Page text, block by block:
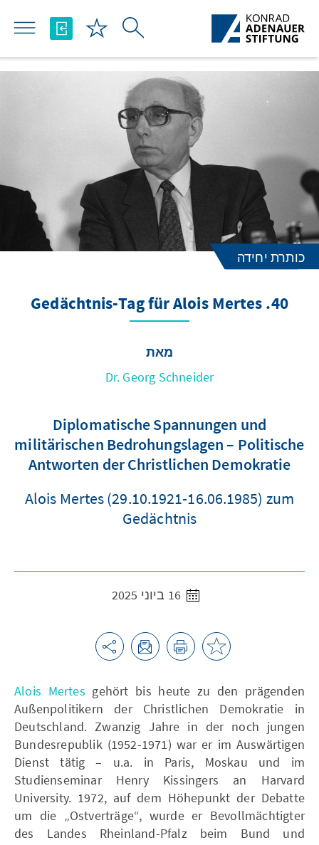
Skip to Main Content
כותרת יחידה
40. Gedächtnis-Tag für Alois Mertes
מאת
Dr. Georg Schneider
Diplomatische Spannungen und
militärischen Bedrohungslagen – Politische
Antworten der Christlichen Demokratie
Alois Mertes (29.10.1921-16.06.1985) zum
Gedächtnis
Alois Mertes gehört bis heute zu den prägenden
Außenpolitikern der Christlichen Demokratie in
Deutschland. Zwanzig Jahre in der noch jungen
Bundesrepublik (1952-1971) war er im Auswärtigen
Dienst tätig – u.a. in Paris, Moskau und im
Studienseminar Henry Kissingers an Harvard
University. 1972, auf dem Höhepunkt der Debatte
um die „Ostverträge“, wurde er Bevollmächtigter
des Landes Rheinland-Pfalz beim Bund und